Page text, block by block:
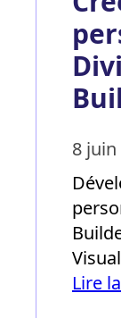
8 juin
Lire